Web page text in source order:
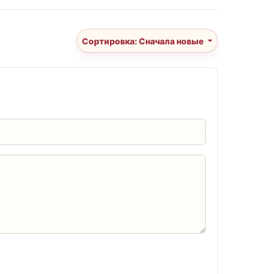
Сортировка: Сначала новые